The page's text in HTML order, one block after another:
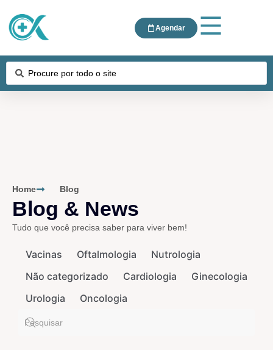
Agendar
Home Blog
Blog & News
Tudo que você precisa saber para viver bem!
Vacinas Oftalmologia
Nutrologia
Não categorizado
Cardiologia
Ginecologia
Urologia
Oncologia